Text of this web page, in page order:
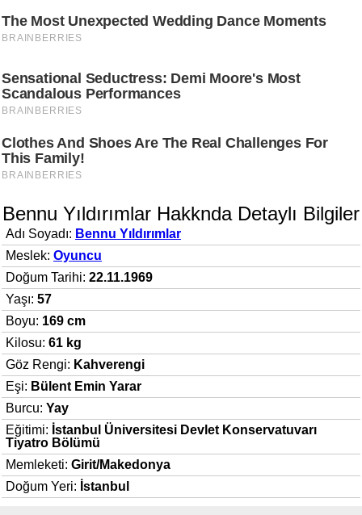
Bennu Yıldırımlar Hakknda Detaylı Bilgiler
Adı Soyadı: Bennu Yıldırımlar
Meslek: Oyuncu
Doğum Tarihi: 22.11.1969
Yaşı: 57
Boyu: 169 cm
Kilosu: 61 kg
Göz Rengi: Kahverengi
Eşi: Bülent Emin Yarar
Burcu: Yay
Eğitimi: İstanbul Üniversitesi Devlet Konservatuvarı
Tiyatro Bölümü
Memleketi: Girit/Makedonya
Doğum Yeri: İstanbul